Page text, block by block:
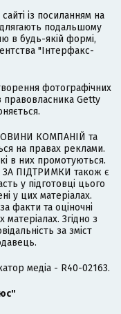
із посиланням на
подальшому
в будь-якій формі,
"Інтерфакс-
фотографічних
правовласника Getty
КОМПАНІЙ та
на правах реклами.
в них промотуються.
ПІДТРИМКИ також є
у підготовці цього
у цих матеріалах.
факти та оціночні
Згідно з
за зміст
медіа - R40-02163.